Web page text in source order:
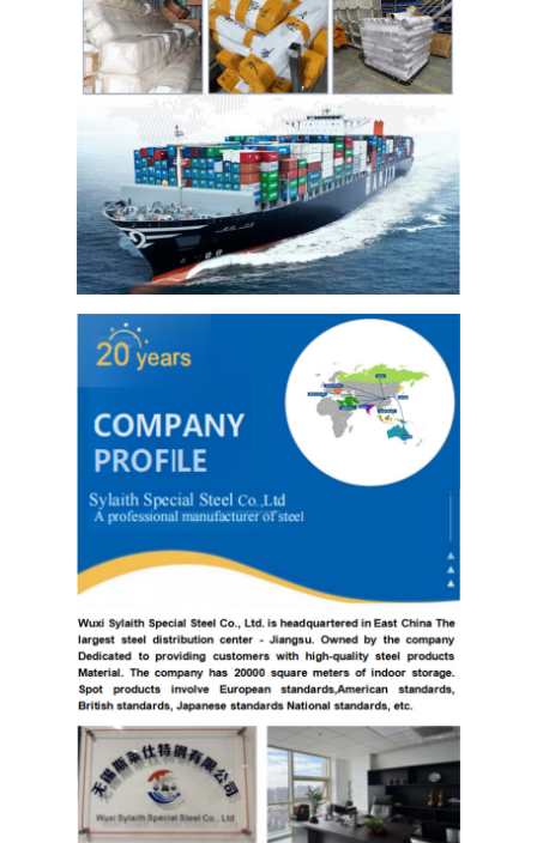
حولنا
جولة في المصنع
مراقبة الجودة
اتصل بنا
أخبار
صفائح الفولاذ المقاوم للصدأ المدرفلة على البارد
لفائف الفولاذ المقاوم للصدأ المدرفلة على البارد
ورقة الفولاذ المقاوم للصدأ المدرفلة على الساخن
لفائف الفولاذ المقاوم للصدأ المدرفلة على الساخن
304 ورقة الفولاذ المقاوم للصدأ
304 أنبوب من الفولاذ المقاوم للصدأ
316L ورق الفولاذ المقاوم للصدأ
2205 لوحة من الفولاذ المقاوم للصدأ
صفيحة الفولاذ المقاوم للصدأ الملمع